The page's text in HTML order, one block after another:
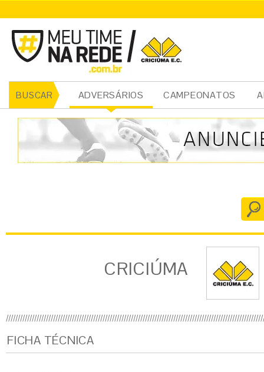
BUSCAR ADVERSÁRIOS CAMPEONATOS
CRICIÚMA
CRICIÚMA
FICHA TÉCNICA